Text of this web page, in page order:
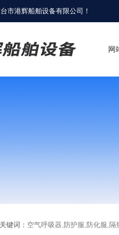
市港辉船舶设备有限公司 ！
网
键词： 空气呼吸器,防护服,防化服,